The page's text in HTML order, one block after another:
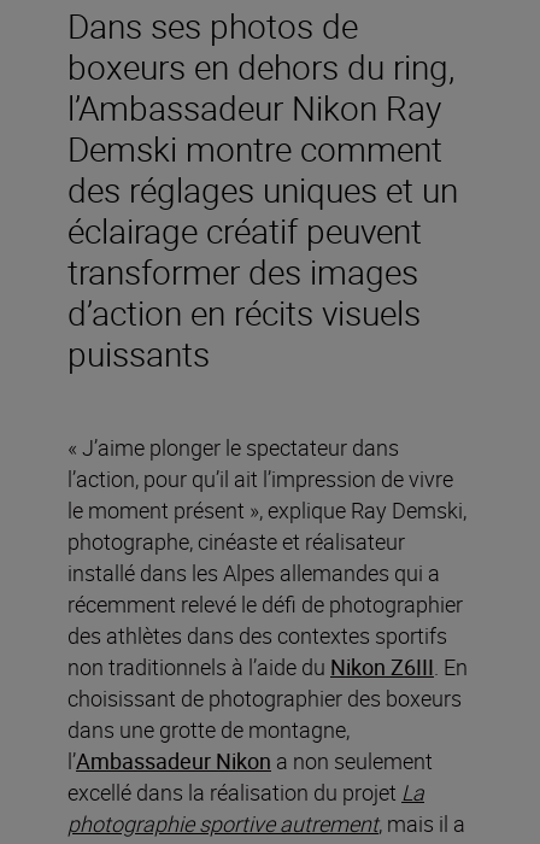
Dans ses photos de
boxeurs en dehors du ring,
l’Ambassadeur Nikon Ray
Demski montre comment
des réglages uniques et un
éclairage créatif peuvent
transformer des images
d’action en récits visuels
puissants
« J’aime plonger le spectateur dans
l’action, pour qu’il ait l’impression de vivre
le moment présent », explique Ray Demski,
photographe, cinéaste et réalisateur
installé dans les Alpes allemandes qui a
récemment relevé le défi de photographier
des athlètes dans des contextes sportifs
non traditionnels à l’aide du Nikon Z6III. En
choisissant de photographier des boxeurs
dans une grotte de montagne,
l’Ambassadeur Nikon a non seulement
excellé dans la réalisation du projet La
photographie sportive autrement, mais il a